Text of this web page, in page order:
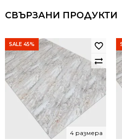
СВЪРЗАНИ ПРОДУКТИ
SALE 45%
4 размера